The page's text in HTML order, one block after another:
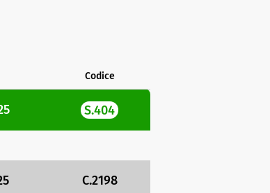
Codice
S.404
C.2198